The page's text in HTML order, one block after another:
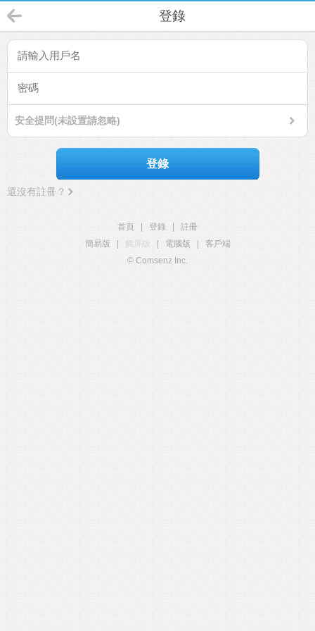
登錄
安全提問(未設置請忽略)
登錄
還沒有註冊？
首頁 登錄
註冊
簡易版
觸屏版 電腦版
客戶端
© Comsenz Inc.